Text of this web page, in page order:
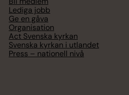
Lediga jobb
Ge en gåva
Organisation
Act Svenska kyrkan
Svenska kyrkan i utlandet
Press – nationell nivå